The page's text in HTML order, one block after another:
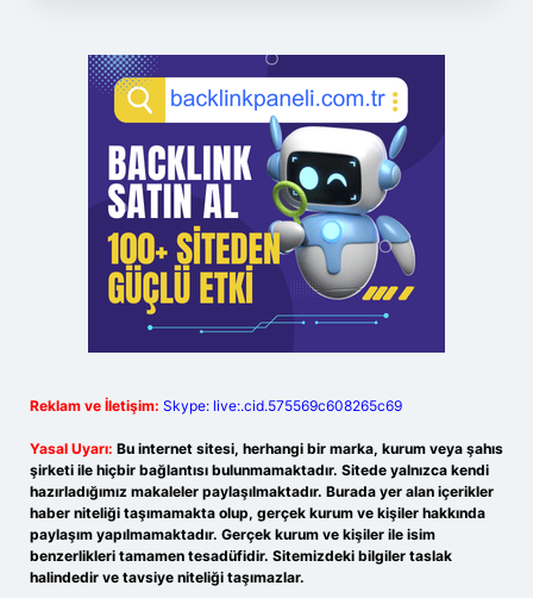
Reklam ve İletişim: Skype: live:.cid.575569c608265c69
Yasal Uyarı: Bu internet sitesi, herhangi bir marka, kurum veya şahıs
şirketi ile hiçbir bağlantısı bulunmamaktadır. Sitede yalnızca kendi
hazırladığımız makaleler paylaşılmaktadır. Burada yer alan içerikler
haber niteliği taşımamakta olup, gerçek kurum ve kişiler hakkında
paylaşım yapılmamaktadır. Gerçek kurum ve kişiler ile isim
benzerlikleri tamamen tesadüfidir. Sitemizdeki bilgiler taslak
halindedir ve tavsiye niteliği taşımazlar.